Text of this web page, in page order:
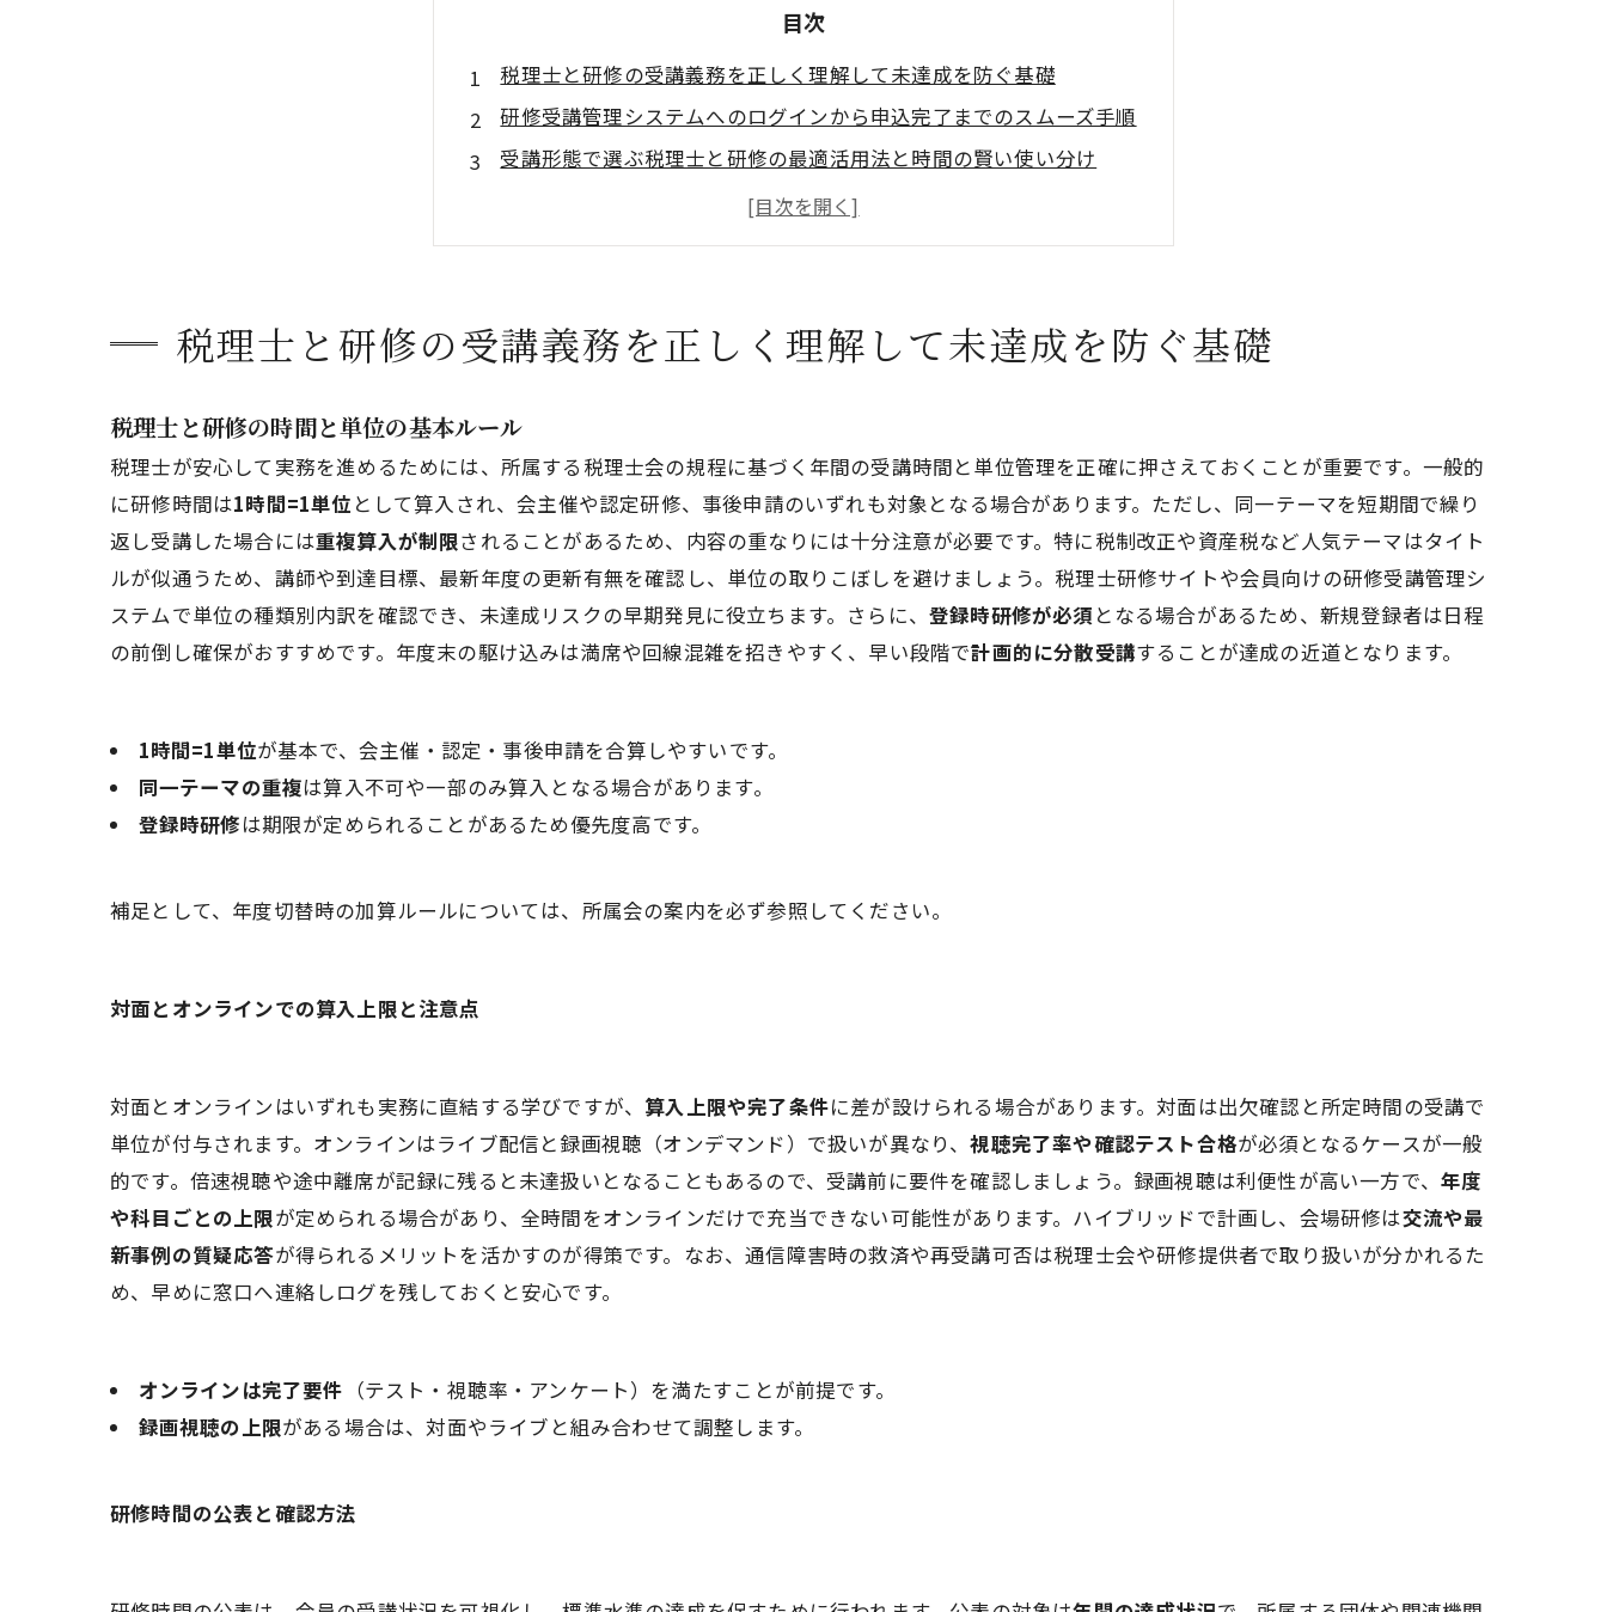
目次
税理士と研修の受講義務を正しく理解して未達成を防ぐ基礎
研修受講管理システムへのログインから申込完了までのスムーズ手順
受講形態で選ぶ税理士と研修の最適活用法と時間の賢い使い分け
研修テーマごとの活用法と改正対応のコツ
事務所概要
税理士と研修の受講義務を正しく理解して未達成を防ぐ基礎
税理士と研修の時間と単位の基本ルール
税理士が安心して実務を進めるためには、所属する税理士会の規程に基づく年間の受講時間と単位管理を正確に押さえておくことが重要です。一般的
に研修時間は1時間=1単位 として算入され、会主催や認定研修、事後申請のいずれも対象となる場合があります。ただし、同一テーマを短期間で繰り
返し受講した場合には重複算入が制限されることがあるため、内容の重なりには十分注意が必要です。特に税制改正や資産税など人気テーマはタイト
ルが似通うため、講師や到達目標、最新年度の更新有無を確認し、単位の取りこぼしを避けましょう。税理士研修サイトや会員向けの研修受講管理シ
ステムで単位の種類別内訳を確認でき、未達成リスクの早期発見に役立ちます。さらに、登録時研修が必須 となる場合があるため、新規登録者は日程
の前倒し確保がおすすめです。年度末の駆け込みは満席や回線混雑を招きやすく、早い段階で計画的に分散受講することが達成の近道となります。
1時間=1単位が基本で、会主催・認定・事後申請を合算しやすいです。
同一テーマの重複は算入不可や一部のみ算入となる場合があります。
登録時研修は期限が定められることがあるため優先度高です。
補足として、年度切替時の加算ルールについては、所属会の案内を必ず参照してください。
対面とオンラインでの算入上限と注意点
対面とオンラインはいずれも実務に直結する学びですが、 算入上限や完了条件に差が設けられる場合があります。対面は出欠確認と所定時間の受講で
単位が付与されます。オンラインはライブ配信と録画視聴（オンデマンド）で扱いが異なり、視聴完了率や確認テスト合格が必須となるケースが一般
的です。倍速視聴や途中離席が記録に残ると未達扱いとなることもあるので、受講前に要件を確認しましょう。録画視聴は利便性が高い一方で、年度
や科目ごとの上限が定められる場合があり、全時間をオンラインだけで充当できない可能性があります。ハイブリッドで計画し、会場研修は交流や最
新事例の質疑応答が得られるメリットを活かすのが得策です。なお、通信障害時の救済や再受講可否は税理士会や研修提供者で取り扱いが分かれるた
め、早めに窓口へ連絡しログを残しておくと安心です。
オンラインは完了要件 （テスト・視聴率・アンケート）を満たすことが前提です。
録画視聴の上限がある場合は、対面やライブと組み合わせて調整します。
研修時間の公表と確認方法